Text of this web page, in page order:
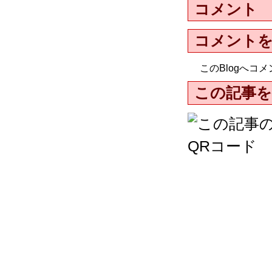
コメント
コメント
このBlogへコ
この記事